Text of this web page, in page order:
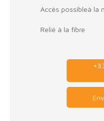
Relié à la fibre